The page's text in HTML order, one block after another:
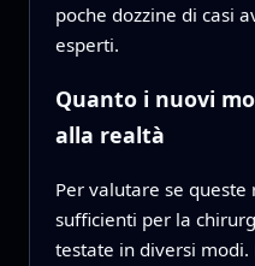
poche dozzine di casi
esperti.
Quanto i nuovi
alla realtà
Per valutare se
sufficienti per la
testate in diversi modi.